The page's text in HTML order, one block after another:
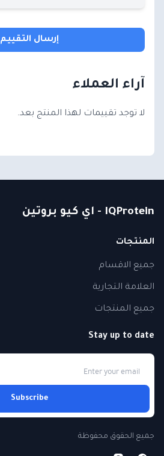
إرسال التقييم
آراء العملاء
لا توجد تقييمات لهذا المنتج بعد.
IQProtein - اي كيو بروتين
المنتجات
جميع الاقسام
العلامة التجارية
جميع المنتجات
Stay up to date
Subscribe
جميع الحقوق محفوظة